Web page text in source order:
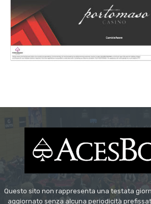
Questo sito non rappresenta una testata
aggiornato senza alcuna periodicità